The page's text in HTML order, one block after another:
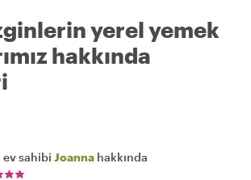
yerel yemek
hakkında
ev sahibi Joanna hakkında